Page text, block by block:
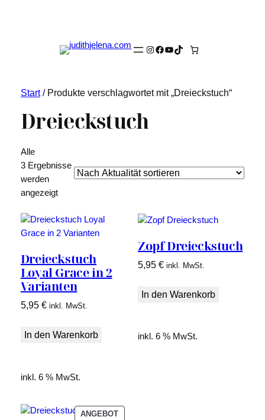
Instagram
Facebook
YouTube
TikTok
Start/ Produkte verschlagwortet mit „Dreieckstuch“
Dreieckstuch
Alle
3 Ergebnisse
werden
angezeigtNach
sortiert
Dreieckstuch
Loyal Grace in 2
Varianten
5,95 € inkl. MwSt.
In den Warenkorb
inkl. 6 % MwSt.
Zopf Dreieckstuch
5,95€ inkl. MwSt.
In den Warenkorb
inkl. 6 % MwSt.
ANGEBOTPRODUKT